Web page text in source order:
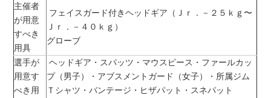
主催者
が用意
すべき
用具
フェイスガード付きヘッドギア（Ｊｒ．－２５ｋｇ〜
Ｊｒ．－４０ｋｇ）
グローブ
選手が
用意す
べき用
ヘッドギア・スパッツ・マウスピース・ファールカッ
プ（男子）・アブスメントガード（女子）・所属ジム
Ｔシャツ・バンテージ・ヒザパット・スネパット